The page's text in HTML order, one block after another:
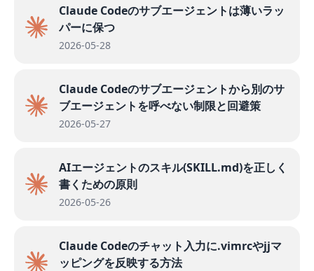
Claude Codeのサブエージェントは薄いラッ
パーに保つ
2026-05-28
Claude Codeのサブエージェントから別のサ
ブエージェントを呼べない制限と回避策
2026-05-27
AIエージェントのスキル(SKILL.md)を正しく
書くための原則
2026-05-26
Claude Codeのチャット入力に.vimrcやjjマ
ッピングを反映する方法